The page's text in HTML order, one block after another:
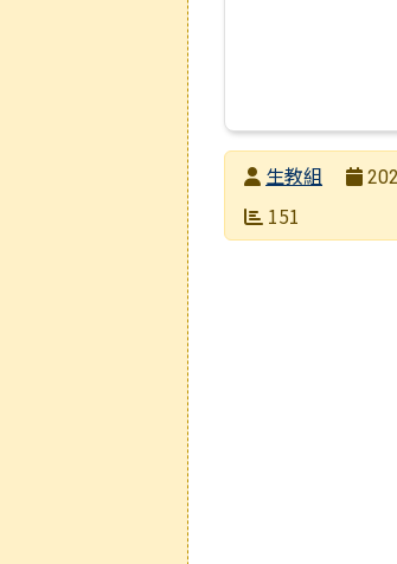
發布者生教組
發布日期
瀏覽次數
151